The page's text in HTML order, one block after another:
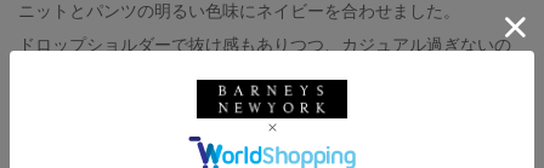
ニットとパンツの明るい色味にネイビーを合わせました。
ドロップショルダーで抜け感もありつつ、カジュアル過ぎないの
で、色々なコーディネートに合わせられます。
ベルトがアクセントで横や後ろから見たシルエットもキレイ。
とにかく軽いこともポイントの高い、名品コートです◎